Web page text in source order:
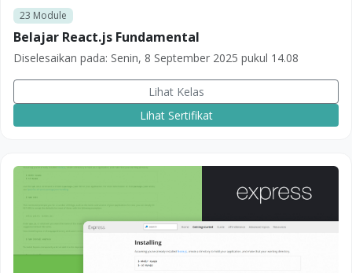
23 Module
Belajar React.js Fundamental
Diselesaikan pada: Senin, 8 September 2025 pukul 14.08
Lihat Kelas
Lihat Sertifikat